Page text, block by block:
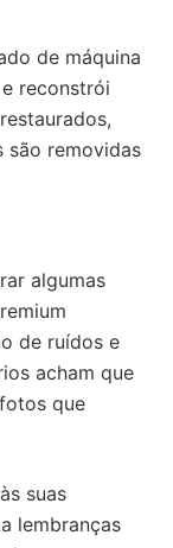
de máquina
reconstrói
são removidas
algumas
de ruídos e
acham que
que
suas
lembranças